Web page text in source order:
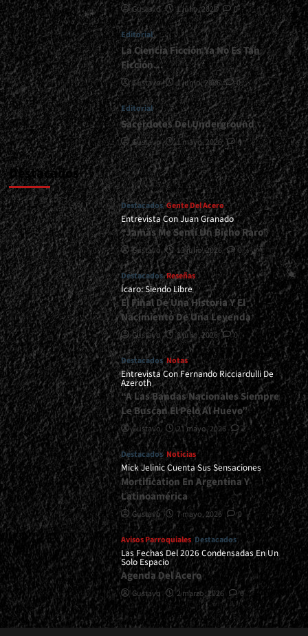
De
Lo
Indescifrable</div>
Gustavo 1 julio, 2026 0
Editorial
La Ciencia Ficción Ya No Es Tan
Ficción…
Gustavo 1 junio, 2026 0
Editorial
Sacerdotes Del Underground
Gustavo 1 mayo, 2026 0
Destacados
Destacados Gente Del Acero
Entrevista Con Juan Granado
“Jamás Me Sentí Un Bicho Raro”
Gustavo 13 julio, 2026 0
Destacados Reseñas
Ícaro: Siendo Libre
El Final De Una Historia Y El
Nacimiento De Una Leyenda
Gustavo 8 julio, 2026 0
Destacados Notas
Entrevista Con Fernando Ricciardulli De
Azeroth
“A Las Bandas Nacionales Siempre
Le Buscan El Pelo Al Huevo”
Gustavo 21 mayo, 2026 2
Destacados Noticias
Mick Jelinic Cuenta Sus Sensaciones
Mortification En Argentina Y
Latinoamérica
Gustavo 7 mayo, 2026 0
Avisos Parroquiales Destacados
Las Fechas Del 2026 Condensadas En Un
Solo Espacio
Agenda Del Acero
Gustavo 2 marzo, 2026 0